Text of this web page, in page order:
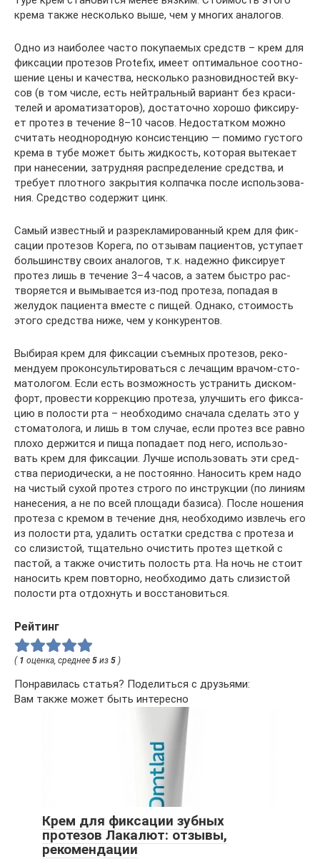
кре­ма так­же несколь­ко выше, чем у мно­гих аналогов.
Одно из наи­бо­лее часто поку­па­е­мых средств – крем для
фик­са­ции про­те­зов Protefix, име­ет опти­маль­ное соот­но­
ше­ние цены и каче­ства, несколь­ко раз­но­вид­но­стей вку­
сов (в том чис­ле, есть ней­траль­ный вари­ант без кра­си­
те­лей и аро­ма­ти­за­то­ров), доста­точ­но хоро­шо фик­си­ру­
ет про­тез в тече­ние 8–10 часов. Недо­стат­ком мож­но
счи­тать неод­но­род­ную кон­си­стен­цию — поми­мо густо­го
кре­ма в тубе может быть жид­кость, кото­рая выте­ка­ет
при нане­се­нии, затруд­няя рас­пре­де­ле­ние сред­ства, и
тре­бу­ет плот­но­го закры­тия кол­пач­ка после исполь­зо­ва­
ния. Сред­ство содер­жит цинк.
Самый извест­ный и раз­ре­кла­ми­ро­ван­ный крем для фик­
са­ции про­те­зов Коре­га, по отзы­вам паци­ен­тов, усту­па­ет
боль­шин­ству сво­их ана­ло­гов, т.к. надеж­но фик­си­ру­ет
про­тез лишь в тече­ние 3–4 часов, а затем быст­ро рас­
тво­ря­ет­ся и вымы­ва­ет­ся из-под про­те­за, попа­дая в
желу­док паци­ен­та вме­сте с пищей. Одна­ко, сто­и­мость
это­го сред­ства ниже, чем у конкурентов.
Выби­рая крем для фик­са­ции съем­ных про­те­зов, реко­
мен­ду­ем про­кон­суль­ти­ро­вать­ся с леча­щим вра­чом-сто­
ма­то­ло­гом. Если есть воз­мож­ность устра­нить дис­ком­
форт, про­ве­сти кор­рек­цию про­те­за, улуч­шить его фик­са­
цию в поло­сти рта – необ­хо­ди­мо сна­ча­ла сде­лать это у
сто­ма­то­ло­га, и лишь в том слу­чае, если про­тез все рав­но
пло­хо дер­жит­ся и пища попа­да­ет под него, исполь­зо­
вать крем для фик­са­ции. Луч­ше исполь­зо­вать эти сред­
ства пери­о­ди­че­ски, а не посто­ян­но. Нано­сить крем надо
на чистый сухой про­тез стро­го по инструк­ции (по лини­ям
нане­се­ния, а не по всей пло­ща­ди бази­са). После ноше­ния
про­те­за с кре­мом в тече­ние дня, необ­хо­ди­мо извлечь его
из поло­сти рта, уда­лить остат­ки сред­ства с про­те­за и
со сли­зи­стой, тща­тель­но очи­стить про­тез щет­кой с
пас­той, а так­же очи­стить полость рта. На ночь не сто­ит
нано­сить крем повтор­но, необ­хо­ди­мо дать сли­зи­стой
поло­сти рта отдох­нуть и восстановиться.
Рейтинг
( 1 оценка, среднее 5 из 5 )
Понравилась статья? Поделиться с друзьями:
Вам также может быть интересно
Крем для фиксации зубных
протезов Лакалют: отзывы,
рекомендации